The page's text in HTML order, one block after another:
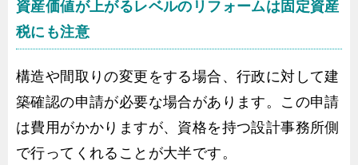
資産価値が上がるレベルのリフォームは固定資産
税にも注意
構造や間取りの変更をする場合、行政に対して建
築確認の申請が必要な場合があります。この申請
は費用がかかりますが、資格を持つ設計事務所側
で行ってくれることが大半です。